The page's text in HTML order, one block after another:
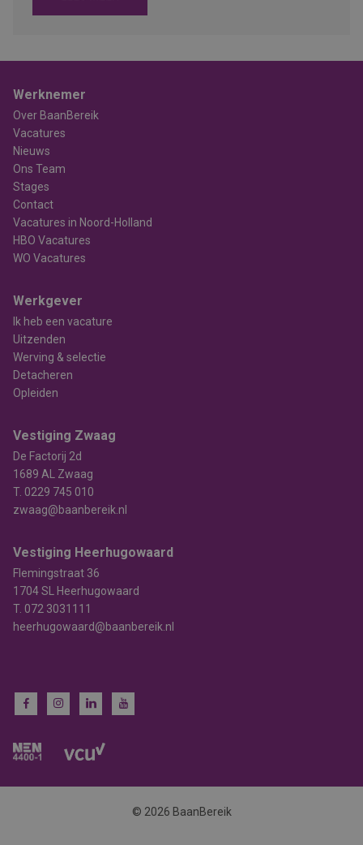
Werknemer
Over BaanBereik
Vacatures
Nieuws
Ons Team
Stages
Contact
Vacatures in Noord-Holland
HBO Vacatures
WO Vacatures
Werkgever
Ik heb een vacature
Uitzenden
Werving & selectie
Detacheren
Opleiden
Vestiging Zwaag
De Factorij 2d
1689 AL Zwaag
T. 0229 745 010
zwaag@baanbereik.nl
Vestiging Heerhugowaard
Flemingstraat 36
1704 SL Heerhugowaard
T. 072 3031111
heerhugowaard@baanbereik.nl
© 2026 BaanBereik